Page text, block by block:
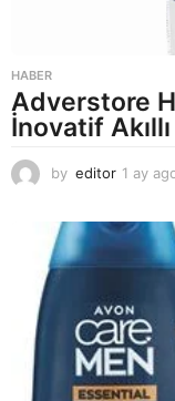
HABER
Adverstore
İnovatif
by editor 1 ay